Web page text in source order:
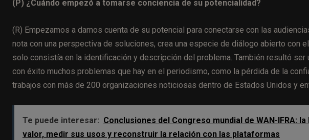
(P) ¿Cuándo empezó a tomarse conciencia de su potencialidad?
(R) Empezamos a darnos cuenta de su potencial para conectarse con las
nota con una perspectiva de soluciones, crea una especie de diálogo abierto con
solo consistía en la identificación y descripción del problema. También resultó ser
con éxito muchos problemas que hay en el periodismo, como la pérdida de la
trabajos con más de 200 organizaciones noticiosas dentro de Estados Unidos y
Te puede interesar: Conclusiones del Congreso mundial de WAN-IFRA:
valor, medir sus usos y reconstruir la relación con las plataformas